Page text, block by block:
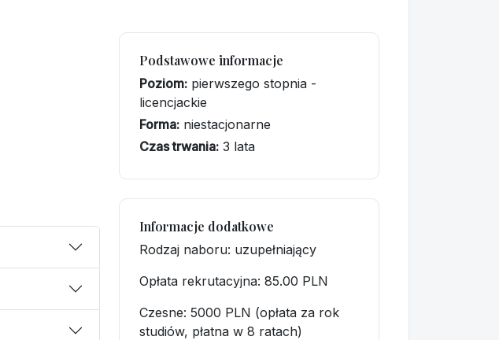
Podstawowe informacje
Poziom: pierwszego stopnia -
licencjackie
Forma: niestacjonarne
Czas trwania: 3 lata
Informacje dodatkowe
Rodzaj naboru: uzupełniający
Opłata rekrutacyjna: 85.00 PLN
Czesne: 5000 PLN (opłata za rok
studiów, płatna w 8 ratach)